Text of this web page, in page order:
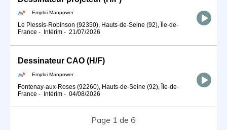
Emploi Manpower
Le Plessis-Robinson (92350), Hauts-de-Seine (92), Île-de-
France - Intérim - 21/07/2026
Dessinateur CAO (H/F)
Emploi Manpower
Fontenay-aux-Roses (92260), Hauts-de-Seine (92), Île-de-
France - Intérim - 04/08/2026
Page 1 de 6